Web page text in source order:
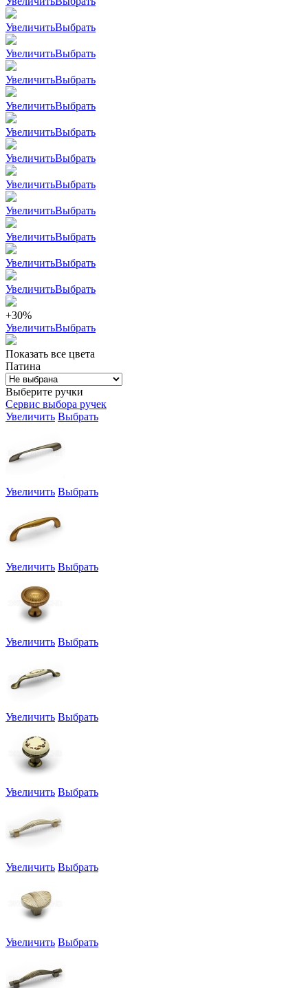
УвеличитьВыбрать
УвеличитьВыбрать
УвеличитьВыбрать
УвеличитьВыбрать
УвеличитьВыбрать
УвеличитьВыбрать
УвеличитьВыбрать
УвеличитьВыбрать
УвеличитьВыбрать
УвеличитьВыбрать
УвеличитьВыбрать
+30%
УвеличитьВыбрать
Показать все цвета
Патина
Выберите ручки
Сервис выбора ручек
Увеличить Выбрать
Увеличить Выбрать
Увеличить Выбрать
Увеличить Выбрать
Увеличить Выбрать
Увеличить Выбрать
Увеличить Выбрать
Увеличить Выбрать